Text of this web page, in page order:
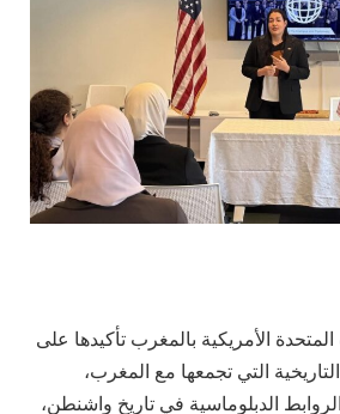
الأمريكية بالمغرب تأكيدها على
التي تجمعها مع المغرب،
الدبلوماسية في تاريخ واشنطن،